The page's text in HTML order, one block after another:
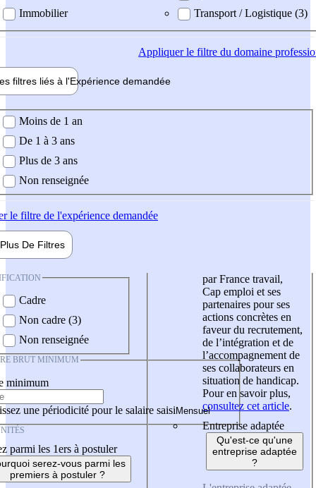
Immobilier
Transport / Logistique (3)
Appliquerle filtre du domaine
filtres liés à l'Expérience demandée
demandée
Moins de 1 an
De 1 à 3 ans
Plus de 3 ans
Non renseignée
le filtre de l'expérience demandée
Plus De Filtres
Cadre
Non cadre (3)
Non renseignée
BRUT MINIMUM
minimum
une périodicité pour le salaire saisi
parmi les 1ers à postuler
serez-vous parmi les
premiers à postuler ?
par France travail,
Cap emploi et ses
partenaires pour ses
actions concrètes en
faveur du recrutement,
de l’intégration et de
l’accompagnement de
ses collaborateurs en
situation de handicap.
Pour en savoir plus,
consultez cet article.
Entreprise adaptée
Qu'est-ce qu'une
entreprise adaptée
?